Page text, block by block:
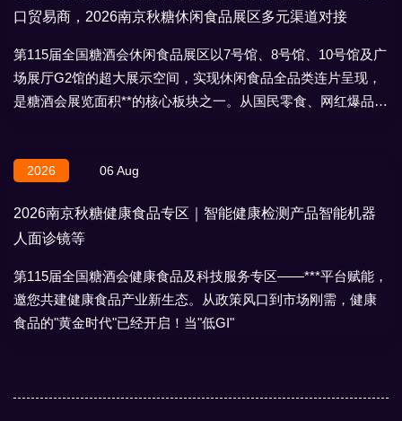
口贸易商，2026南京秋糖休闲食品展区多元渠道对接
第115届全国糖酒会休闲食品展区以7号馆、8号馆、10号馆及广
场展厅G2馆的超大展示空间，实现休闲食品全品类连片呈现，
是糖酒会展览面积**的核心板块之一。从国民零食、网红爆品到
2026 06 Aug
2026南京秋糖健康食品专区｜智能健康检测产品智能机器
人面诊镜等
第115届全国糖酒会健康食品及科技服务专区——***平台赋能，
邀您共建健康食品产业新生态。从政策风口到市场刚需，健康
食品的"黄金时代"已经开启！当"低GI"